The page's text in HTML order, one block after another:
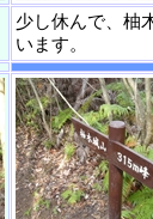
少し休んで、柚
います。